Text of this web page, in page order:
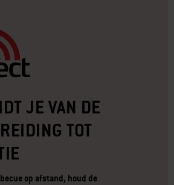
JE VAN DE
TOT
op afstand, houd de